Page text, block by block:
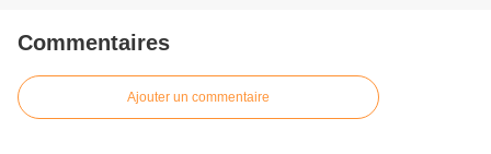
Commentaires
Ajouter un commentaire